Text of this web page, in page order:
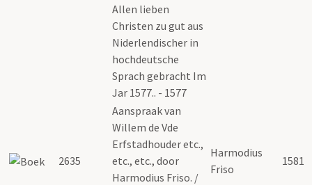
Allen lieben
Christen zu gut aus
Niderlendischer in
hochdeutsche
Sprach gebracht Im
Jar 1577.. - 1577
2635
Aanspraak van
Willem de Vde
Erfstadhouder etc.,
etc., etc., door
Harmodius Friso. /
Harmodius
Friso
1581